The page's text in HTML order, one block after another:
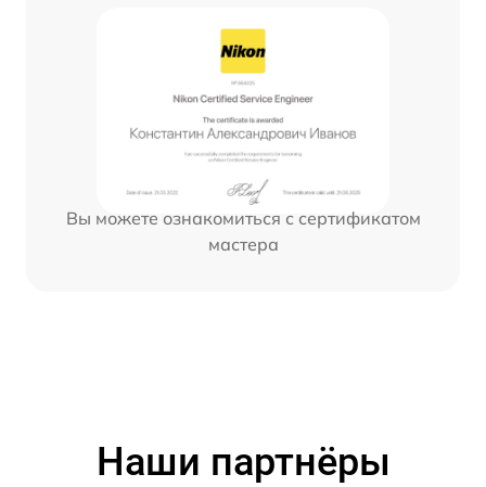
Вы можете ознакомиться с сертификатом
мастера
Наши партнёры